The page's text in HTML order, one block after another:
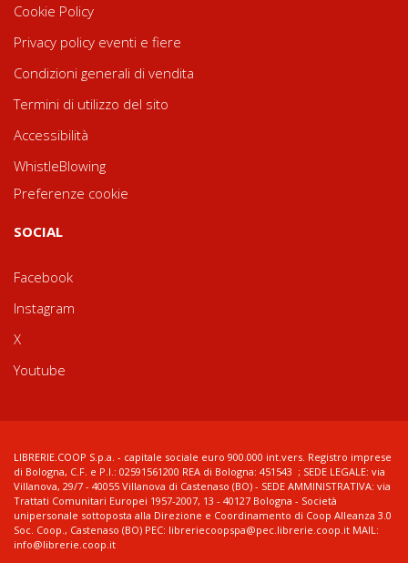
Cookie Policy
Privacy policy eventi e fiere
Condizioni generali di vendita
Termini di utilizzo del sito
Accessibilità
WhistleBlowing
Preferenze cookie
SOCIAL
Facebook
Instagram
X
Youtube
LIBRERIE.COOP S.p.a. - capitale sociale euro 900.000 int.vers. Registro imprese
di Bologna, C.F. e P.I.: 02591561200 REA di Bologna: 451543 ; SEDE LEGALE: via
Villanova, 29/7 - 40055 Villanova di Castenaso (BO) - SEDE AMMINISTRATIVA: via
Trattati Comunitari Europei 1957-2007, 13 - 40127 Bologna - Società
unipersonale sottoposta alla Direzione e Coordinamento di Coop Alleanza 3.0
Soc. Coop., Castenaso (BO) PEC: libreriecoopspa@pec.librerie.coop.it MAIL:
info@librerie.coop.it